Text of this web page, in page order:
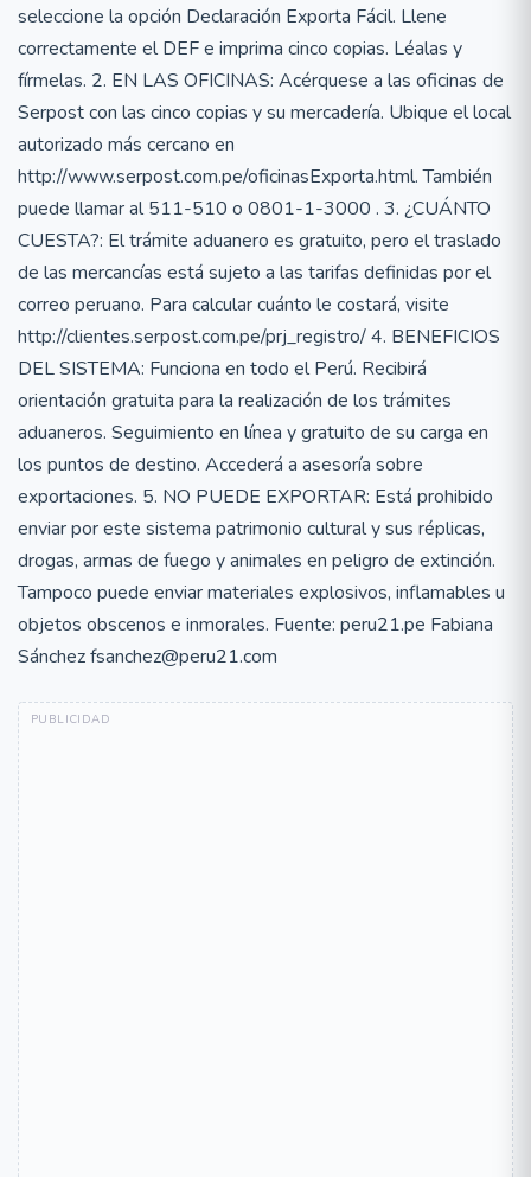
seleccione la opción Declaración Exporta Fácil. Llene
correctamente el DEF e imprima cinco copias. Léalas y
fírmelas. 2. EN LAS OFICINAS: Acérquese a las oficinas de
Serpost con las cinco copias y su mercadería. Ubique el local
autorizado más cercano en
http://www.serpost.com.pe/oficinasExporta.html. También
puede llamar al 511-510 o 0801-1-3000 . 3. ¿CUÁNTO
CUESTA?: El trámite aduanero es gratuito, pero el traslado
de las mercancías está sujeto a las tarifas definidas por el
correo peruano. Para calcular cuánto le costará, visite
http://clientes.serpost.com.pe/prj_registro/ 4. BENEFICIOS
DEL SISTEMA: Funciona en todo el Perú. Recibirá
orientación gratuita para la realización de los trámites
aduaneros. Seguimiento en línea y gratuito de su carga en
los puntos de destino. Accederá a asesoría sobre
exportaciones. 5. NO PUEDE EXPORTAR: Está prohibido
enviar por este sistema patrimonio cultural y sus réplicas,
drogas, armas de fuego y animales en peligro de extinción.
Tampoco puede enviar materiales explosivos, inflamables u
objetos obscenos e inmorales. Fuente: peru21.pe Fabiana
Sánchez fsanchez@peru21.com